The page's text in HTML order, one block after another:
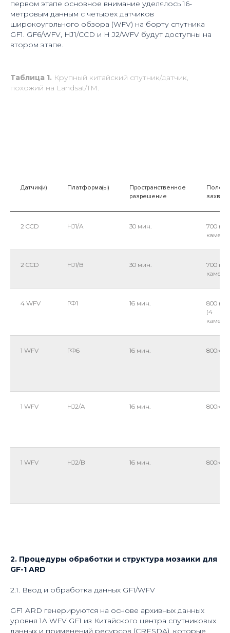
первом этапе основное внимание уделялось 16-
метровым данным с четырех датчиков
широкоугольного обзора (WFV) на борту спутника
GF1. GF6/WFV, HJ1/CCD и H J2/WFV будут доступны на
втором этапе.
Таблица 1. Крупный китайский спутник/датчик,
похожий на Landsat/TM.
Датчик(и) Платформа(ы)
Пространственное
разрешение
Полоса
захвата
2 CCD HJ1/A 30 мин.
700 км
2 CCD HJ1/B 30 мин.
700 км
4 WFV ГФ1 16 мин.
800 км
(4
1 WFV ГФ6 16 мин. 800км
1 WFV HJ2/A 16 мин. 800км
1 WFV HJ2/B 16 мин. 800км
2. Процедуры обработки и структура мозаики для
GF-1 ARD
2.1. Ввод и обработка данных GF1/WFV
GF1 ARD генерируются на основе архивных данных
уровня 1A WFV GF1 из Китайского центра спутниковых